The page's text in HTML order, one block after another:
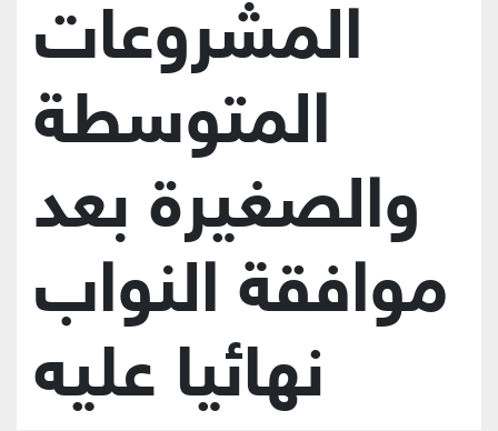
المشروعات
المتوسطة
والصغيرة بعد
موافقة النواب
نهائيا عليه